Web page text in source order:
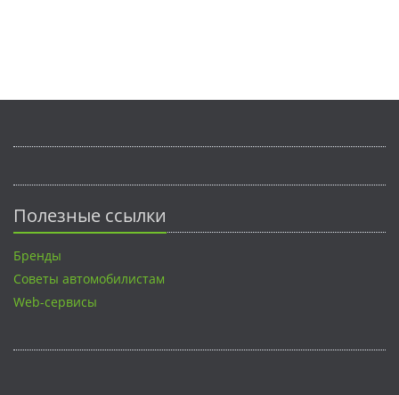
Полезные ссылки
Бренды
Советы автомобилистам
Web-сервисы